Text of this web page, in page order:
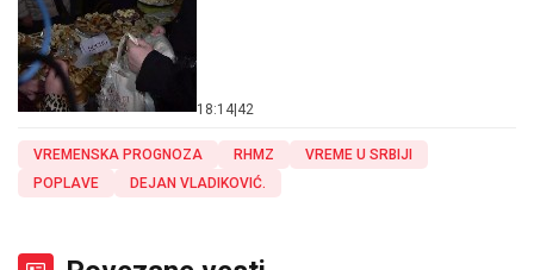
18:14 42
VREMENSKA PROGNOZA RHMZ
VREME U SRBIJI
POPLAVE
DEJAN VLADIKOVIĆ.